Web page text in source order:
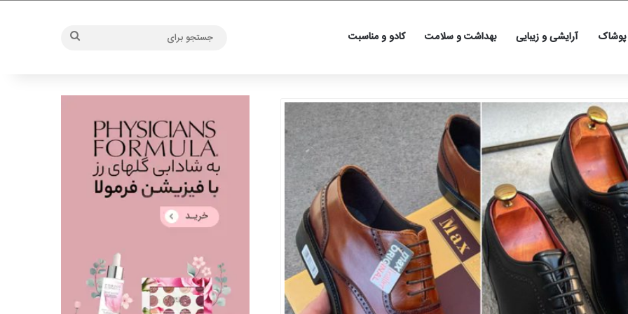
آرایشی و زیبایی بهداشت و سلامت کادو و مناسبت
جستجو